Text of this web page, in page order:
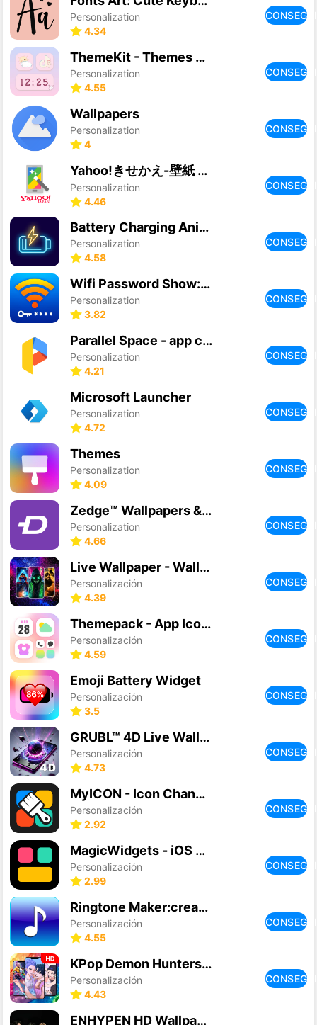
Personalization
4.34
ThemeKit - Themes & Widgets
Personalization
4.55
Wallpapers
Personalization
4
Yahoo!きせかえ-壁紙 ホーム アイコン着せ替え
Personalization
4.46
Battery Charging Animation
Personalization
4.58
Wifi Password Show: Master Key
Personalization
3.82
Parallel Space - app cloning
Personalization
4.21
Microsoft Launcher
Personalization
4.72
Themes
Personalization
4.09
Zedge™ Wallpapers & Ringtones
Personalization
4.66
Live Wallpaper - Wallpapers 4K
Personalización
4.39
Themepack - App Icons, Widgets
Personalización
4.59
Emoji Battery Widget
Personalización
3.5
GRUBL™ 4D Live Wallpapers + AI
Personalización
4.73
MyICON - Icon Changer, Themes
Personalización
2.92
MagicWidgets - iOS Widgets
Personalización
2.99
Ringtone Maker:create ringtone
Personalización
4.55
KPop Demon Hunters Wallpapers
Personalización
4.43
ENHYPEN HD Wallpaper